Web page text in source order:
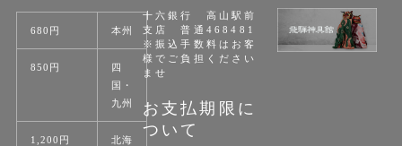
680円 本州
850円
四
国・
九州
1,200円
北海
十六銀行 高山駅前
支店 普通468481
※振込手数料はお客
様でご負担ください
ませ
お支払期限に
ついて